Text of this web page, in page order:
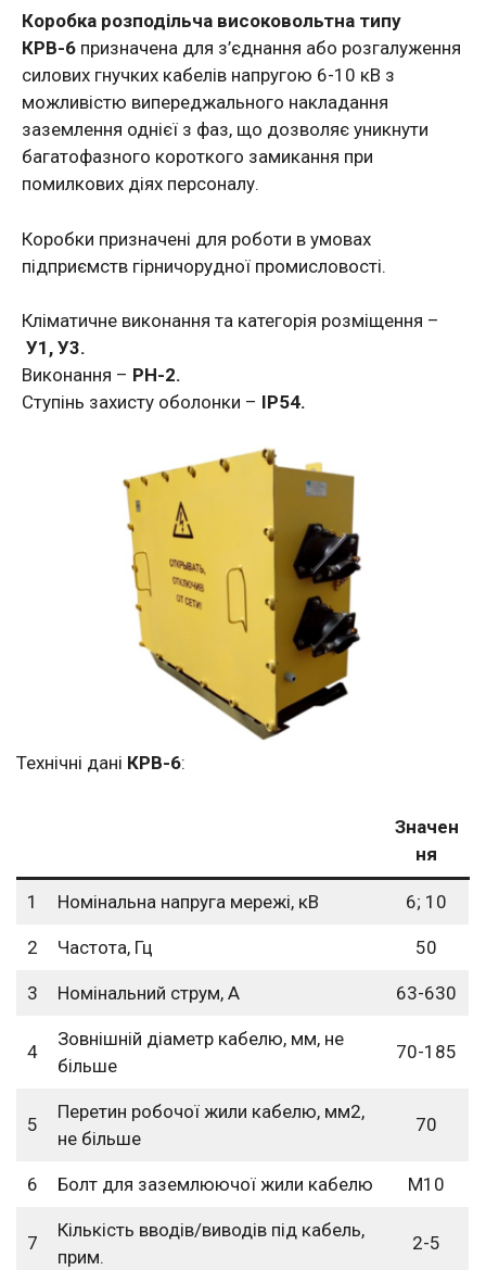
Коробка розподільча високовольтна типу
КРВ-6 призначена для з’єднання або розгалуження
силових гнучких кабелів напругою 6-10 кВ з
можливістю випереджального накладання
заземлення однієї з фаз, що дозволяє уникнути
багатофазного короткого замикання при
помилкових діях персоналу.
Коробки призначені для роботи в умовах
підприємств гірничорудної промисловості.
Кліматичне виконання та категорія розміщення –
У1, У3.
Виконання – РН-2.
Ступінь захисту оболонки – ІР54.
Технічні дані КРВ-6:
Значен
ня
1 Номінальна напруга мережі, кВ 6; 10
2 Частота, Гц 50
3 Номінальний струм, А 63-630
4
Зовнішній діаметр кабелю, мм, не
більше
70-185
5
Перетин робочої жили кабелю, мм2,
не більше
70
6 Болт для заземлюючої жили кабелю М10
7
Кількість вводів/виводів під кабель,
прим.
2-5